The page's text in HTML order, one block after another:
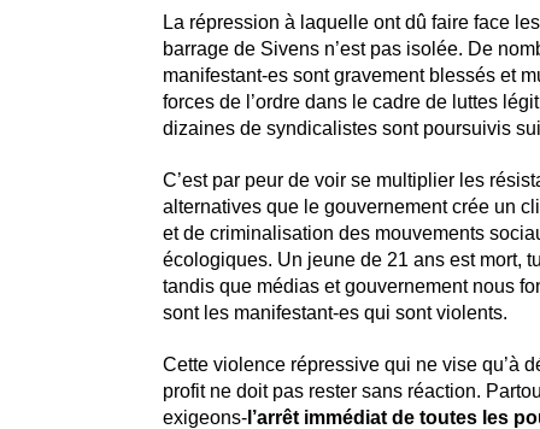
La répression à laquelle ont dû faire face
barrage de Sivens n’est pas isolée. De
manifestant-es sont gravement blessés et
forces de l’ordre dans le cadre de luttes
dizaines de syndicalistes sont poursuivis
C’est par peur de voir se multiplier les
alternatives que le gouvernement crée un
et de criminalisation des mouvements
écologiques. Un jeune de 21 ans est mort,
tandis que médias et gouvernement nous
sont les manifestant-es qui sont violents.
Cette violence répressive qui ne vise qu’à
profit ne doit pas rester sans réaction.
exigeons-l’arrêt immédiat de toutes les